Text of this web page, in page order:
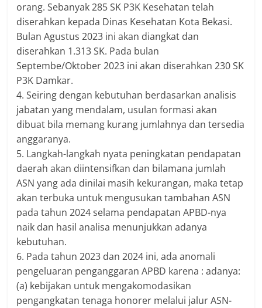
orang. Sebanyak 285 SK P3K Kesehatan telah
diserahkan kepada Dinas Kesehatan Kota Bekasi.
Bulan Agustus 2023 ini akan diangkat dan
diserahkan 1.313 SK. Pada bulan
Septembe/Oktober 2023 ini akan diserahkan 230 SK
P3K Damkar.
4. Seiring dengan kebutuhan berdasarkan analisis
jabatan yang mendalam, usulan formasi akan
dibuat bila memang kurang jumlahnya dan tersedia
anggaranya.
5. Langkah-langkah nyata peningkatan pendapatan
daerah akan diintensifkan dan bilamana jumlah
ASN yang ada dinilai masih kekurangan, maka tetap
akan terbuka untuk mengusukan tambahan ASN
pada tahun 2024 selama pendapatan APBD-nya
naik dan hasil analisa menunjukkan adanya
kebutuhan.
6. Pada tahun 2023 dan 2024 ini, ada anomali
pengeluaran penganggaran APBD karena : adanya:
(a) kebijakan untuk mengakomodasikan
pengangkatan tenaga honorer melalui jalur ASN-